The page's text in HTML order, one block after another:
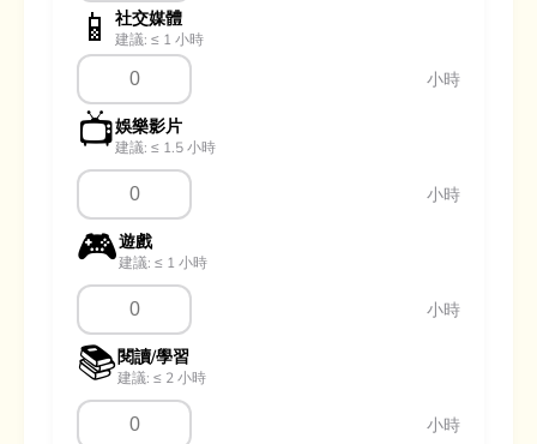
📱 社交媒體
建議: ≤ 1 小時
小時
📺娛樂影片
建議: ≤ 1.5 小時
小時
🎮遊戲
建議: ≤ 1 小時
小時
📚閱讀/學習
建議: ≤ 2 小時
小時